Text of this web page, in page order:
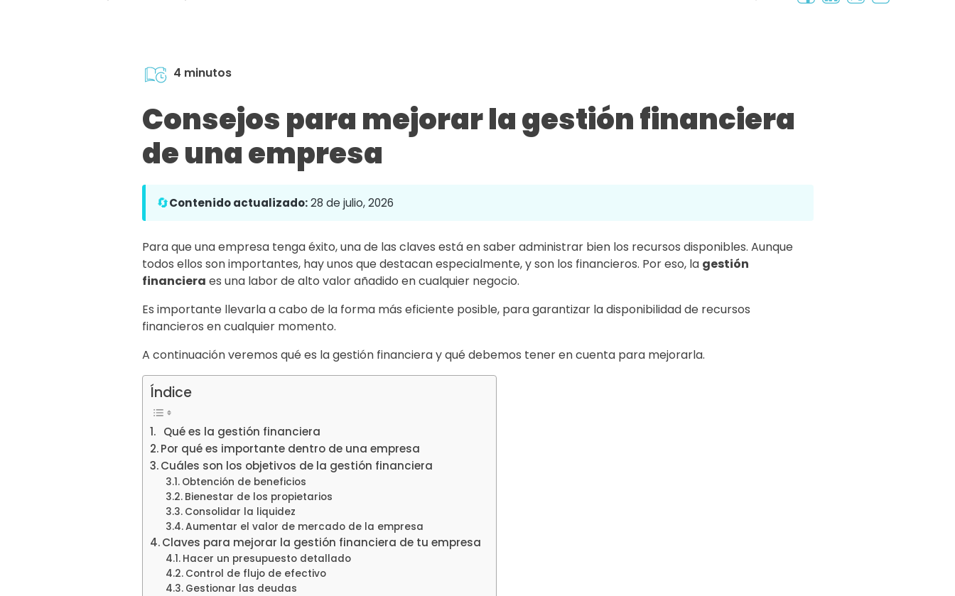
4 minutos
Consejos para mejorar la gestión financiera
de una empresa
🔄Contenido actualizado: 28 de julio, 2026
Para que una empresa tenga éxito, una de las claves está en saber administrar bien los recursos disponibles. Aunque
todos ellos son importantes, hay unos que destacan especialmente, y son los financieros. Por eso, la gestión
financiera es una labor de alto valor añadido en cualquier negocio.
Es importante llevarla a cabo de la forma más eficiente posible, para garantizar la disponibilidad de recursos
financieros en cualquier momento.
A continuación veremos qué es la gestión financiera y qué debemos tener en cuenta para mejorarla.
Índice
Qué es la gestión financiera
Por qué es importante dentro de una empresa
Cuáles son los objetivos de la gestión financiera
Obtención de beneficios
Bienestar de los propietarios
Consolidar la liquidez
Aumentar el valor de mercado de la empresa
Claves para mejorar la gestión financiera de tu empresa
Hacer un presupuesto detallado
Control de flujo de efectivo
Gestionar las deudas